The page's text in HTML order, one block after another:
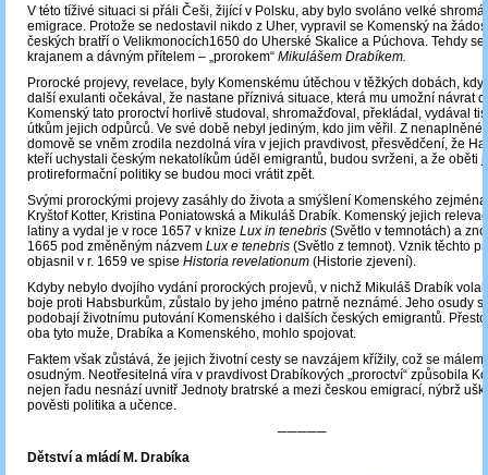
V této tíživé situaci si přáli Češi, žijící v Polsku, aby bylo svoláno velké
emigrace. Protože se nedostavil nikdo z Uher, vypravil se Komenský na
českých bratří o Velikmonocích1650 do Uherské Skalice a Púchova. Tehdy se
krajanem a dávným přítelem – „prorokem“ Mikulášem Drabíkem.
Prorocké projevy, revelace, byly Komenskému útěchou v těžkých dobách,
další exulanti očekával, že nastane příznivá situace, která mu umožní návrat
Komenský tato proroctví horlivě studoval, shromažďoval, překládal, vydával
útkům jejich odpůrců. Ve své době nebyl jediným, kdo jim věřil. Z nenaplněné
domově se vněm zrodila nezdolná víra v jejich pravdivost, přesvědčení, že
kteří uchystali českým nekatolíkům úděl emigrantů, budou svrženi, a že oběti
protireformační politiky se budou moci vrátit zpět.
Svými prorockými projevy zasáhly do života a smýšlení Komenského
Kryštof Kotter, Kristina Poniatowská a Mikuláš Drabík. Komenský jejich
latiny a vydal je v roce 1657 v knize Lux in tenebris (Světlo v temnotách) a
1665 pod změněným názvem Lux e tenebris (Světlo z temnot). Vznik těchto
objasnil v r. 1659 ve spise Historia revelationum (Historie zjevení).
Kdyby nebylo dvojího vydání prorockých projevů, v nichž Mikuláš Drabík
boje proti Habsburkům, zůstalo by jeho jméno patrně neznámé. Jeho osudy
podobají životnímu putování Komenského i dalších českých emigrantů.
oba tyto muže, Drabíka a Komenského, mohlo spojovat.
Faktem však zůstává, že jejich životní cesty se navzájem křížily, což se
osudným. Neotřesitelná víra v pravdivost Drabíkových „proroctví“ způsobila
nejen řadu nesnází uvnitř Jednoty bratrské a mezi českou emigrací, nýbrž
pověsti politika a učence.
─────
Dětství a mládí M. Drabíka